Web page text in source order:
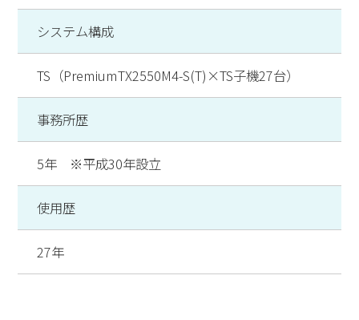
システム構成
TS（PremiumTX2550M4-S(T)×TS子機27台）
事務所歴
5年 ※平成30年設立
使用歴
27年